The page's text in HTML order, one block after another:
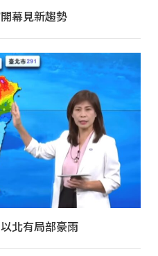
幕見新趨勢
北有局部豪雨